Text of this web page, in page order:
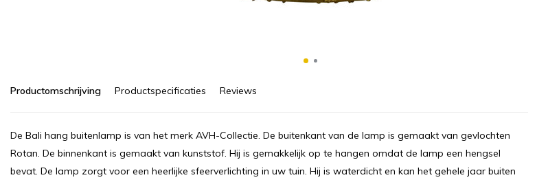
Productomschrijving Productspecificaties Reviews
De Bali hang buitenlamp is van het merk AVH-Collectie. De buitenkant van de lamp is gemaakt van gevlochten
Rotan. De binnenkant is gemaakt van kunststof. Hij is gemakkelijk op te hangen omdat de lamp een hengsel
bevat. De lamp zorgt voor een heerlijke sfeerverlichting in uw tuin. Hij is waterdicht en kan het gehele jaar buiten